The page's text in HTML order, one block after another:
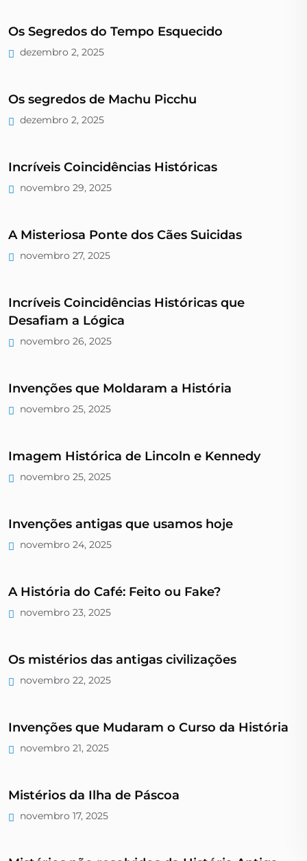
Os Segredos do Tempo Esquecido
dezembro 2, 2025
Os segredos de Machu Picchu
dezembro 2, 2025
Incríveis Coincidências Históricas
novembro 29, 2025
A Misteriosa Ponte dos Cães Suicidas
novembro 27, 2025
Incríveis Coincidências Históricas que
Desafiam a Lógica
novembro 26, 2025
Invenções que Moldaram a História
novembro 25, 2025
Imagem Histórica de Lincoln e Kennedy
novembro 25, 2025
Invenções antigas que usamos hoje
novembro 24, 2025
A História do Café: Feito ou Fake?
novembro 23, 2025
Os mistérios das antigas civilizações
novembro 22, 2025
Invenções que Mudaram o Curso da História
novembro 21, 2025
Mistérios da Ilha de Páscoa
novembro 17, 2025